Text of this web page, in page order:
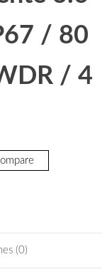
/ 80
/ 4
(0)